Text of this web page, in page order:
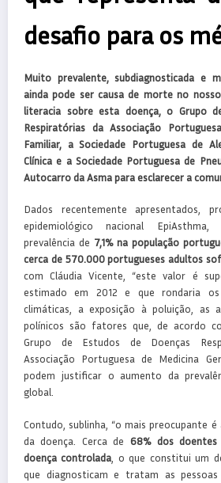
desafio para os
Muito prevalente, subdiagnosticada e
ainda pode ser causa de morte no
literacia sobre esta doença, o Grupo
Respiratórias da Associação
Familiar, a Sociedade Portuguesa de
Clínica e a Sociedade Portuguesa de
Autocarro da Asma para esclarecer a
Dados recentemente apresentados,
epidemiológico nacional
prevalência de 7,1% na população
cerca de 570.000 portugueses adultos
com Cláudia Vicente, “este valor é
estimado em 2012 e que rondaria os
climáticas, a exposição à poluição, as
polínicos são fatores que, de acordo
Grupo de Estudos de Doenças
Associação Portuguesa de Medicina
podem justificar o aumento da
global.
Contudo, sublinha, “o mais preocupante
da doença. Cerca de 68% dos
doença controlada , o que constitui um
que diagnosticam e tratam as pessoas